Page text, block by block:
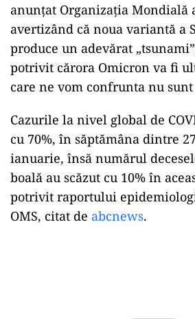
anunțat Organizația Mondială
avertizând că noua variantă a
produce un adevărat
potrivit cărora Omicron va fi
care ne vom confrunta nu
Cazurile la nivel global de
cu 70%, în săptămâna dintre
ianuarie, însă numărul
boală au scăzut cu 10% în
potrivit raportului
OMS, citat de abcnews.